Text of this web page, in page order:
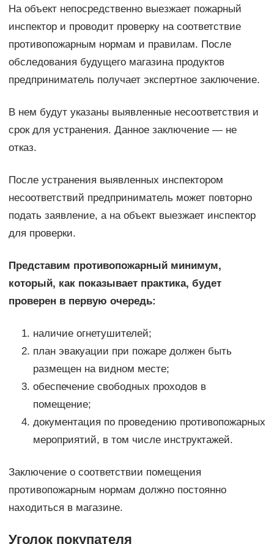
На объект непосредственно выезжает пожарный
инспектор и проводит проверку на соответствие
противопожарным нормам и правилам. После
обследования будущего магазина продуктов
предприниматель получает экспертное заключение.
В нем будут указаны выявленные несоответствия и
срок для устранения. Данное заключение — не
отказ.
После устранения выявленных инспектором
несоответствий предприниматель может повторно
подать заявление, а на объект выезжает инспектор
для проверки.
Представим противопожарный минимум,
который, как показывает практика, будет
проверен в первую очередь:
наличие огнетушителей;
план эвакуации при пожаре должен быть
размещен на видном месте;
обеспечение свободных проходов в
помещение;
документация по проведению противопожарных
мероприятий, в том числе инструктажей.
Заключение о соответствии помещения
противопожарным нормам должно постоянно
находиться в магазине.
Уголок покупателя